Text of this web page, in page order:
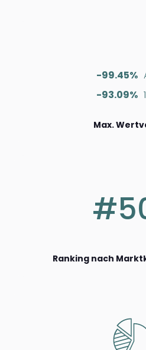
-99.45%
-93.09%
Max.
Ranking nach